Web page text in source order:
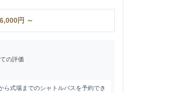
6,000円 ～
の評価
ら式場までのシャトルバスを予約でき